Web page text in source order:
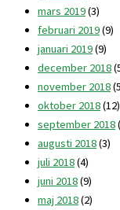
mars 2019(3)
februari 2019(9)
januari 2019(9)
december 2018
november 2018
oktober 2018(12)
september 2018
augusti 2018(3)
juli 2018(4)
juni 2018(9)
maj 2018(2)